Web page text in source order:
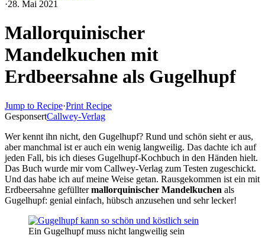
·28. Mai 2021
Mallorquinischer
Mandelkuchen mit
Erdbeersahne als Gugelhupf
Jump to Recipe·Print Recipe
GesponsertCallwey-Verlag
Wer kennt ihn nicht, den Gugelhupf? Rund und schön sieht er aus,
aber manchmal ist er auch ein wenig langweilig. Das dachte ich auf
jeden Fall, bis ich dieses Gugelhupf-Kochbuch in den Händen hielt.
Das Buch wurde mir vom Callwey-Verlag zum Testen zugeschickt.
Und das habe ich auf meine Weise getan. Rausgekommen ist ein mit
Erdbeersahne gefülltermallorquinischer Mandelkuchen als
Gugelhupf: genial einfach, hübsch anzusehen und sehr lecker!
Ein Gugelhupf muss nicht langweilig sein